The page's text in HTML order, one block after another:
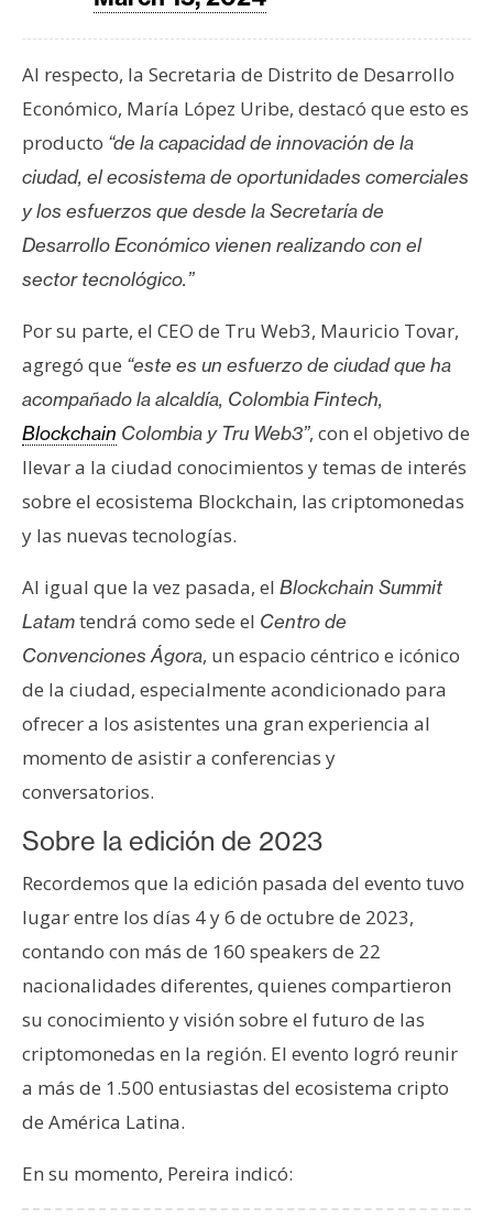
Al respecto, la Secretaria de Distrito de Desarrollo
Económico, María López Uribe, destacó que esto es
producto “de la capacidad de innovación de la
ciudad, el ecosistema de oportunidades comerciales
y los esfuerzos que desde la Secretaría de
Desarrollo Económico vienen realizando con el
sector tecnológico.”
Por su parte, el CEO de Tru Web3, Mauricio Tovar,
agregó que “este es un esfuerzo de ciudad que ha
acompañado la alcaldía, Colombia Fintech,
Blockchain Colombia y Tru Web3”, con el objetivo de
llevar a la ciudad conocimientos y temas de interés
sobre el ecosistema Blockchain, las criptomonedas
y las nuevas tecnologías.
Al igual que la vez pasada, el Blockchain Summit
Latamtendrá como sede el Centro de
Convenciones Ágora, un espacio céntrico e icónico
de la ciudad, especialmente acondicionado para
ofrecer a los asistentes una gran experiencia al
momento de asistir a conferencias y
conversatorios.
Sobre la edición de 2023
Recordemos que la edición pasada del evento tuvo
lugar entre los días 4 y 6 de octubre de 2023,
contando con más de 160 speakers de 22
nacionalidades diferentes, quienes compartieron
su conocimiento y visión sobre el futuro de las
criptomonedas en la región. El evento logró reunir
a más de 1.500 entusiastas del ecosistema cripto
de América Latina.
En su momento, Pereira indicó: